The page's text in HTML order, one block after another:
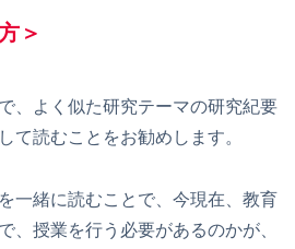
＞
、よく似た研究テーマの研究紀要
て読むことをお勧めします。
一緒に読むことで、今現在、教育
、授業を行う必要があるのかが、